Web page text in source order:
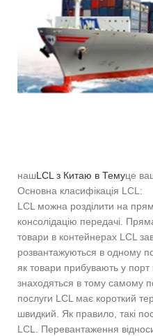
нашLCL з Китаю в Темуце
Основна класифікація LCL:
LCL можна розділити на
консолідацію передачі.
товари в контейнерах LCL
розвантажуються в одному
як товари прибувають у
знаходяться в тому самому
послуги LCL має короткий
швидкий. Як правило, такі
LCL. Перевантаження